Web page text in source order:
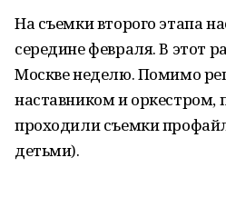
На съемки второго этапа
середине февраля. В этот
Москве неделю. Помимо
наставником и оркестром,
проходили съемки
детьми).